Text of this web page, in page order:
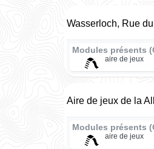
Wasserloch, Rue
Modules présents
aire de jeux
Aire de jeux de la
Modules présents
aire de jeux